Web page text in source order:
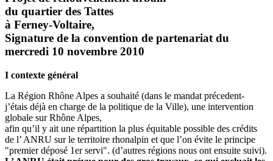
du quartier des Tattes
à Ferney-Voltaire,
Signature de la convention de partenariat du
mercredi 10 novembre 2010
I contexte général
La Région Rhône Alpes a souhaité (dans le mandat précedent-
j’étais déjà en charge de la politique de la Ville), une intervention
globale sur Rhône Alpes,
afin qu’il y ait une répartition la plus équitable possible des crédits
de l’ ANRU sur le territoire rhonalpin et que l’on évite le principe
"premier déposé 1er servi". (d’autres régions nous ont ensuite suivi).